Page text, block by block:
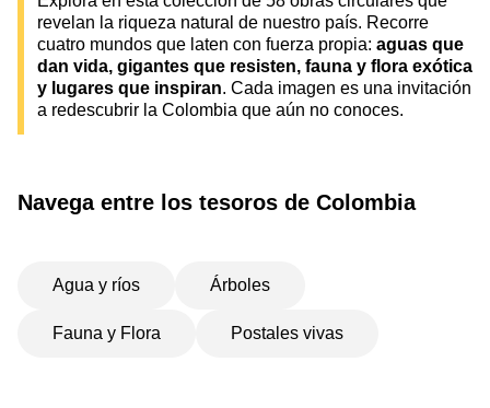
revelan la riqueza natural de nuestro país. Recorre
cuatro mundos que laten con fuerza propia: aguas que
dan vida, gigantes que resisten, fauna y flora exótica
y lugares que inspiran. Cada imagen es una invitación
a redescubrir la Colombia que aún no conoces.
Navega entre los tesoros de Colombia
Agua y ríos Árboles
Fauna y Flora Postales vivas